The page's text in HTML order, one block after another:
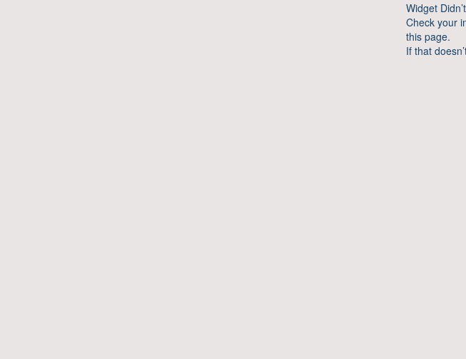
Widget
Check your
this page.
If that